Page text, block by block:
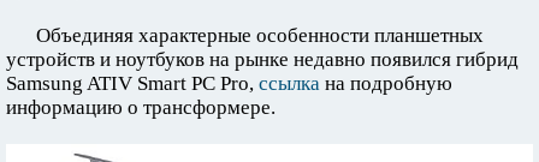
Объединяя характерные особенности планшетных
устройств и ноутбуков на рынке недавно появился гибрид
Samsung ATIV Smart PC Pro, ссылка на подробную
информацию о трансформере.